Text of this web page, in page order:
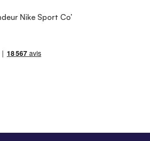
Nike Sport Co’